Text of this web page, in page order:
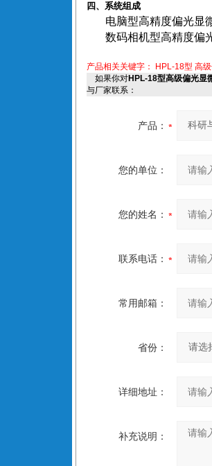
四、系统组成
电脑型高精度偏光显
数码相机型高精度偏
产品相关关键字：
HPL-18型 高
如果你对HPL-18型高级偏光显
与厂家联系：
产品：
您的单位：
您的姓名：
联系电话：
常用邮箱：
省份：
详细地址：
补充说明：